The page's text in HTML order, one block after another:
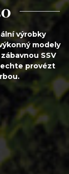
výrobky
modely
SSV
provézt